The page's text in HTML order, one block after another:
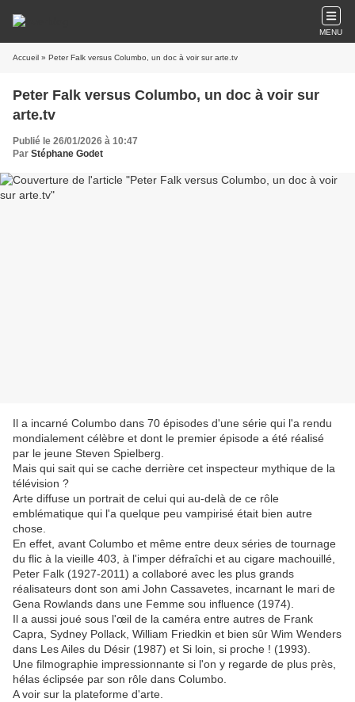
MENU
Accueil » Peter Falk versus Columbo, un doc à voir sur arte.tv
Peter Falk versus Columbo, un doc à voir sur
arte.tv
Publié le 26/01/2026 à 10:47
Par Stéphane Godet
Il a incarné Columbo dans 70 épisodes d'une série qui l'a rendu
mondialement célèbre et dont le premier épisode a été réalisé
par le jeune Steven Spielberg.
Mais qui sait qui se cache derrière cet inspecteur mythique de la
télévision ?
Arte diffuse un portrait de celui qui au-delà de ce rôle
emblématique qui l'a quelque peu vampirisé était bien autre
chose.
En effet, avant Columbo et même entre deux séries de tournage
du flic à la vieille 403, à l'imper défraîchi et au cigare machouillé,
Peter Falk (1927-2011) a collaboré avec les plus grands
réalisateurs dont son ami John Cassavetes, incarnant le mari de
Gena Rowlands dans une Femme sou influence (1974).
Il a aussi joué sous l'œil de la caméra entre autres de Frank
Capra, Sydney Pollack, William Friedkin et bien sûr Wim Wenders
dans Les Ailes du Désir (1987) et Si loin, si proche ! (1993).
Une filmographie impressionnante si l'on y regarde de plus près,
hélas éclipsée par son rôle dans Columbo.
A voir sur la plateforme d'arte.